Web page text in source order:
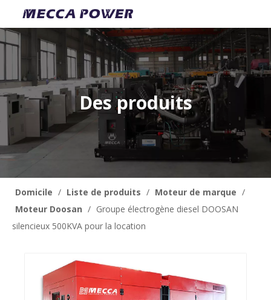
Des produits
Domicile / Liste de produits / Moteur de marque /
Moteur Doosan / Groupe électrogène diesel DOOSAN
silencieux 500KVA pour la location